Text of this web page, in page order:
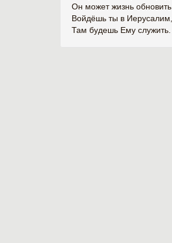
Он может жизнь обновить.
Войдёшь ты в Иерусалим,
Там будешь Ему служить.